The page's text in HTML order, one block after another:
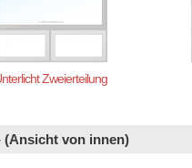
Zweierteilung
von innen)